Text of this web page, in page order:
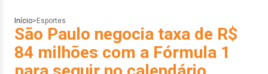
Início> Esportes
São Paulo negocia taxa de R$
84 milhões com a Fórmula 1